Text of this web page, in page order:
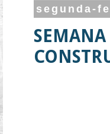
segunda-